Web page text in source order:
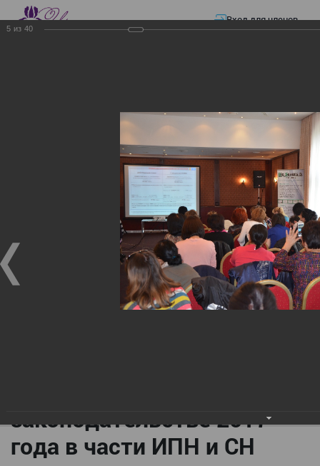
Вход для членов
Изменения в трудовом и налоговом
налоговое декларирование, изменения в налоговом законодательстве
2017 года в части ИПН и СН
Изменения в трудовом и
налоговом
законодательстве:
Обязательное
медицинское страхование,
законодательстве 2017
года в части ИПН и СН
5 из 40